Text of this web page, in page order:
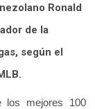
Ronald
de la
según el
mejores 100